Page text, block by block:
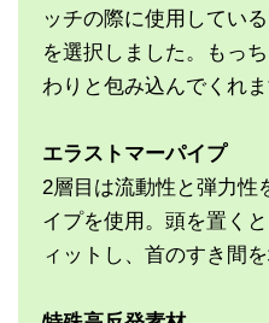
ッチの際に使用してい
を選択しました。もっ
わりと包み込んでくれま
エラストマーパイプ
2層目は流動性と弾力性
イプを使用。頭を置く
ィットし、首のすき間